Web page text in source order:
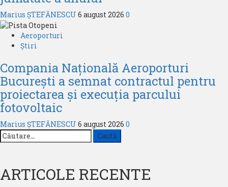
Marius ȘTEFĂNESCU 6 august 2026 0
Aeroporturi
Știri
Compania Națională Aeroporturi
București a semnat contractul pentru
proiectarea și execuția parcului
fotovoltaic
Marius ȘTEFĂNESCU 6 august 2026 0
Caută
după:
ARTICOLE RECENTE